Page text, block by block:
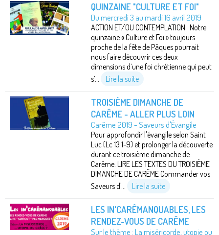
QUINZAINE "CULTURE ET FOI"
Du mercredi 3 au mardi 16 avril 2019
ACTION ET/OU CONTEMPLATION Notre
quinzaine « Culture et Foi » toujours
proche de la fête de Pâques pourrait
nous faire découvrir ces deux
dimensions d’une foi chrétienne qui peut
s’...
Lire la suite
TROISIÈME DIMANCHE DE
CARÊME - ALLER PLUS LOIN
Carême 2019 - Saveurs d'Évangile
Pour approfondir l'évangile selon Saint
Luc (Lc 13 1-9) et prolonger la découverte
durant ce troisième dimanche de
Carême. LIRE LES TEXTES DU TROISIÈME
DIMANCHE DE CARÊME Commander vos
Saveurs d'...
Lire la suite
LES IN'CARÊMANQUABLES, LES
RENDEZ-VOUS DE CARÊME
Sur le thème : La miséricorde, utopie ou